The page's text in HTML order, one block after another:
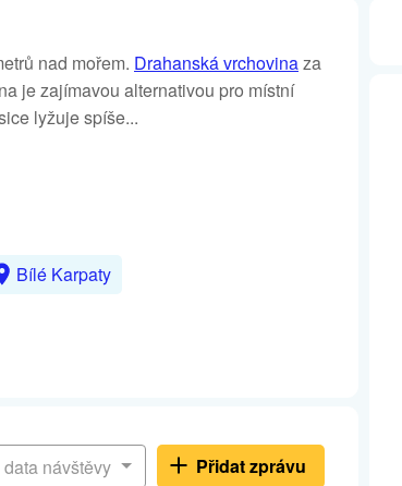
nad mořem. Drahanská vrchovinaza
je zajímavou alternativou pro místní
lyžuje spíše...
Bílé Karpaty
návštěvy Přidat zprávu